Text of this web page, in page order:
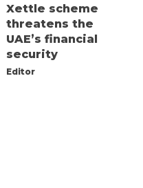
Xettle scheme
threatens the
UAE’s financial
security
Editor